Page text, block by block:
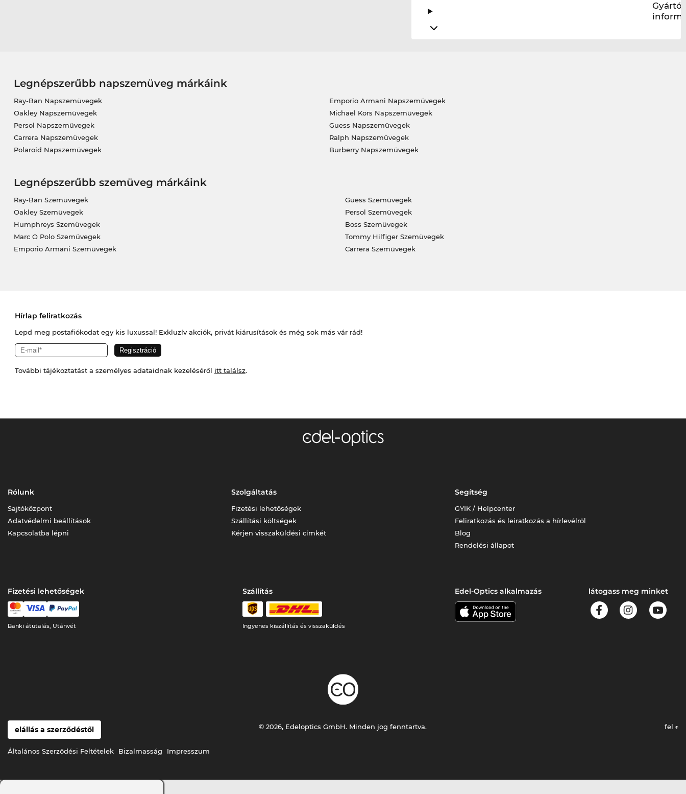
Gyártói
Legnépszerűbb napszemüveg márkáink
Ray-Ban Napszemüvegek
Oakley Napszemüvegek
Persol Napszemüvegek
Carrera Napszemüvegek
Polaroid Napszemüvegek
Emporio Armani Napszemüvegek
Michael Kors Napszemüvegek
Guess Napszemüvegek
Ralph Napszemüvegek
Burberry Napszemüvegek
Legnépszerűbb szemüveg márkáink
Ray-Ban Szemüvegek
Oakley Szemüvegek
Humphreys Szemüvegek
Marc O Polo Szemüvegek
Emporio Armani Szemüvegek
Guess Szemüvegek
Persol Szemüvegek
Boss Szemüvegek
Tommy Hilfiger Szemüvegek
Carrera Szemüvegek
Hírlap feliratkozás
Lepd meg postafiókodat egy kis luxussal! Exkluzív akciók, privát kiárusítások és még sok más vár rád!
További tájékoztatást a személyes adataidnak kezeléséről itt találsz.
Rólunk
Sajtóközpont
Adatvédelmi beállítások
Kapcsolatba lépni
Szolgáltatás
Fizetési lehetőségek
Szállítási költségek
Kérjen visszaküldési címkét
Segítség
GYIK / Helpcenter
Feliratkozás és leiratkozás a hírlevélről
Blog
Rendelési állapot
Fizetési lehetőségek
Banki átutalás, Utánvét
Szállítás
Ingyenes kiszállítás és visszaküldés
Edel-Optics alkalmazás látogass meg minket
elállás a szerződéstől
Általános Szerződési Feltételek Bizalmasság Impresszum
© 2026, Edeloptics GmbH. Minden jog fenntartva. fel